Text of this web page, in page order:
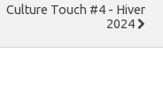
Culture Touch #4 - Hiver
2024